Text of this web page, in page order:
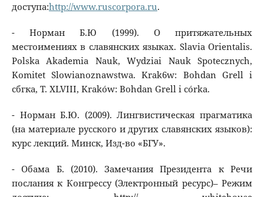
доступа:http://www.ruscorpora.ru.
- Норман Б.Ю (1999). О притяжательных
местоимениях в славянских языках. Slavia Orientalis.
Polska Akademia Nauk, Wydziai Nauk Spotecznych,
Komitet Slowianoznawstwa. Krak6w: Bohdan Grell i
сбгка, T. XLVIII, Kraków: Bohdan Grell i córka.
- Норман Б.Ю. (2009). Лингвистическая прагматика
(на материале русского и других славянских языков):
курс лекций. Минск, Изд-во «БГУ».
- Обама Б. (2010). Замечания Президента к Речи
послания к Конгрессу (Электронный ресурс)– Режим